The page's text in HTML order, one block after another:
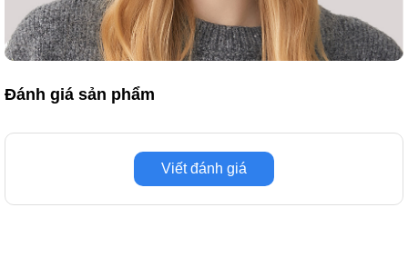
Đánh giá sản phẩm
Viết đánh giá